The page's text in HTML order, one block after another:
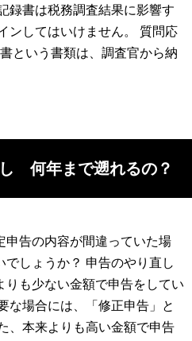
録書は税務調査結果に影響す
ンしてはいけません。 質問応
という書類は、調査官から納
何年まで遡れるの？
申告の内容が間違っていた場
でしょうか？ 申告のやり直し
りも少ない金額で申告をしてい
な場合には、「修正申告」と
、本来よりも高い金額で申告